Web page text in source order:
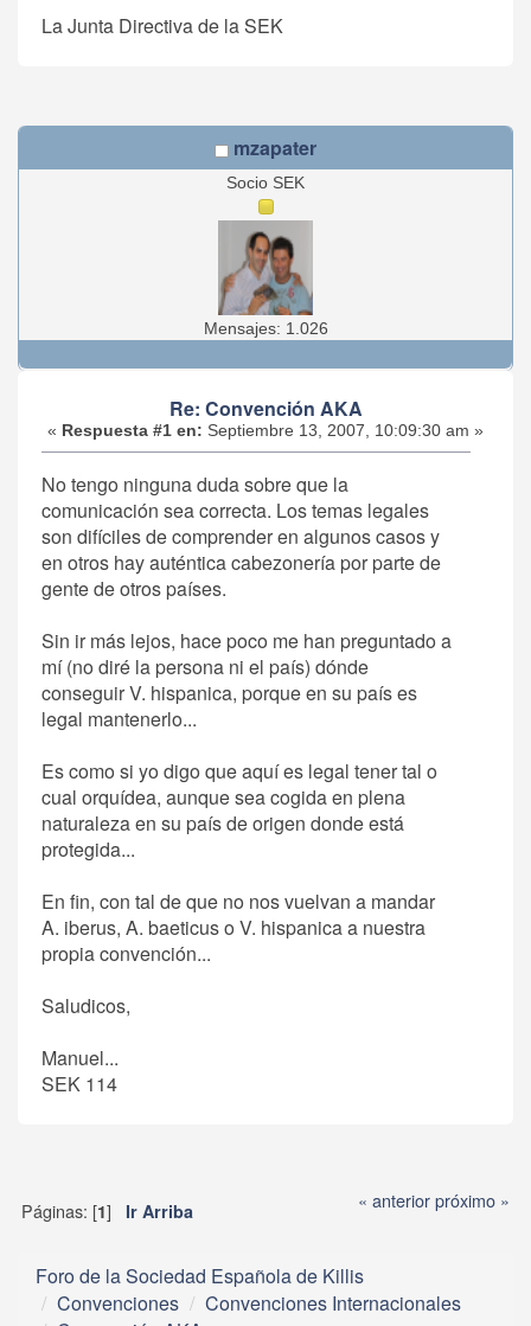
La Junta Directiva de la SEK
mzapater
Socio SEK
Mensajes: 1.026
Re: Convención AKA
« Respuesta #1 en: Septiembre 13, 2007, 10:09:30 am »
No tengo ninguna duda sobre que la
comunicación sea correcta. Los temas legales
son difíciles de comprender en algunos casos y
en otros hay auténtica cabezonería por parte de
gente de otros países.
Sin ir más lejos, hace poco me han preguntado a
mí (no diré la persona ni el país) dónde
conseguir V. hispanica, porque en su país es
legal mantenerlo...
Es como si yo digo que aquí es legal tener tal o
cual orquídea, aunque sea cogida en plena
naturaleza en su país de origen donde está
protegida...
En fin, con tal de que no nos vuelvan a mandar
A. iberus, A. baeticus o V. hispanica a nuestra
propia convención...
Saludicos,
Manuel...
SEK 114
Páginas: [1] Ir Arriba « anteriorpróximo »
Foro de la Sociedad Española de Killis
Convenciones
Convenciones Internacionales